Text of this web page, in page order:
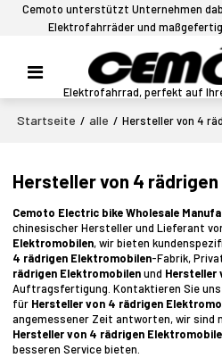
Cemoto unterstützt Unternehmen
Elektrofahrräder und
Elektrofahrrad, perfekt auf
Startseite / alle / Hersteller von 4
Hersteller von 4
Cemoto Electric bike Wholesale
chinesischer Hersteller und Lieferant
Elektromobilen, wir bieten
4 rädrigen Elektromobilen-Fabrik,
rädrigen Elektromobilenund Hersteller
Auftragsfertigung. Kontaktieren Sie
für Hersteller von 4 rädrigen
angemessener Zeit antworten, wir sind
Hersteller von 4 rädrigen
besseren Service bieten.